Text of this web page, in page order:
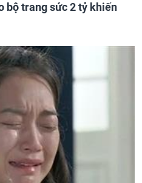
bộ trang sức 2 tỷ khiến